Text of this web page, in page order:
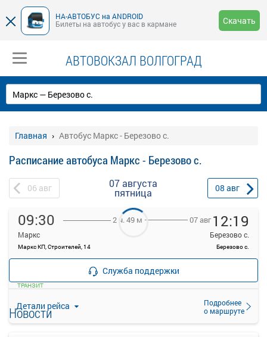
НА-АВТОБУС на ANDROID
Билеты на автобус у вас в кармане
Скачать
АВТОВОКЗАЛ ВОЛГОГРАД
Главная Автобус Маркс - Березово с.
Расписание автобуса Маркс - Березово с.
06 авг 07 августа
пятница 08 авг
09:30
Маркс
Маркс КП, Строителей, 14
2 ч. 49 м 07 авг 12:19
Березово с.
Березово с.
Детали рейса
Подробнее
о маршруте
—
ТРАНЗИТ
Продажа билетов
прекращена
Служба поддержки
Новости